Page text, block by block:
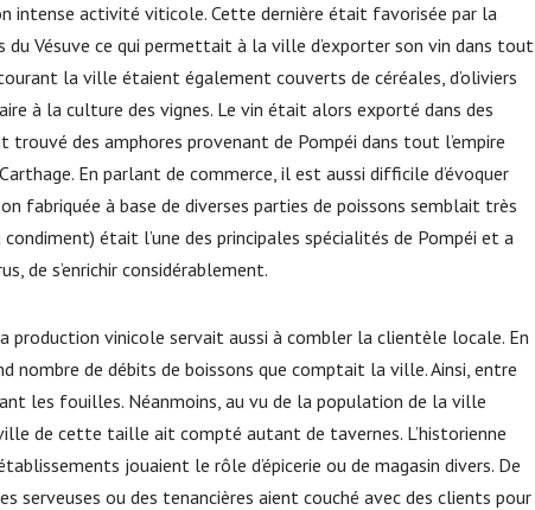
intense activité viticole. Cette dernière était favorisée par la
Vésuve ce qui permettait à la ville d’exporter son vin dans tout
la ville étaient également couverts de céréales, d’oliviers
à la culture des vignes. Le vin était alors exporté dans des
trouvé des amphores provenant de Pompéi dans tout l’empire
En parlant de commerce, il est aussi difficile d’évoquer
fabriquée à base de diverses parties de poissons semblait très
était l’une des principales spécialités de Pompéi et a
de s’enrichir considérablement.
production vinicole servait aussi à combler la clientèle locale. En
de débits de boissons que comptait la ville. Ainsi, entre
les fouilles. Néanmoins, au vu de la population de la ville
de cette taille ait compté autant de tavernes. L’historienne
jouaient le rôle d’épicerie ou de magasin divers. De
serveuses ou des tenancières aient couché avec des clients pour